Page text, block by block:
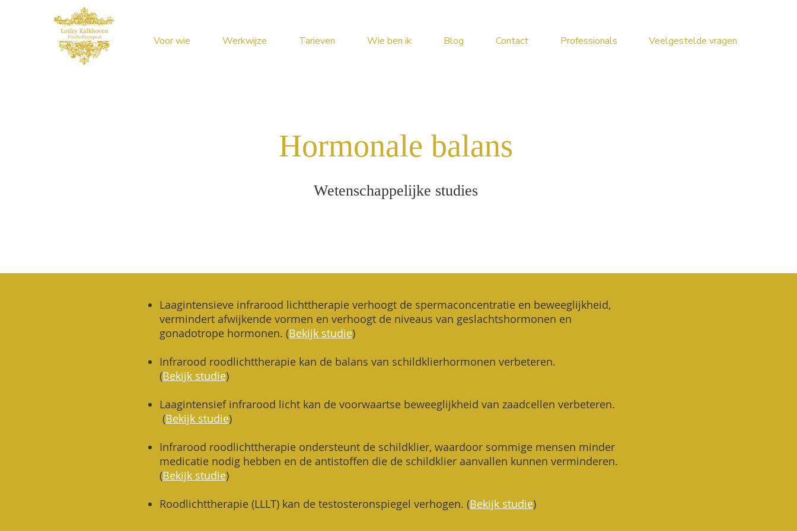
Voor wie Werkwijze Tarieven Wie ben ik Blog Contact Professionals Veelgestelde vragen
Hormonale balans
Wetenschappelijke studies
Laagintensieve infrarood lichttherapie verhoogt de spermaconcentratie en beweeglijkheid,
vermindert afwijkende vormen en verhoogt de niveaus van geslachtshormonen en
gonadotrope hormonen. (Bekijk studie)
Infrarood roodlichttherapie kan de balans van schildklierhormonen verbeteren.
(Bekijk studie)
Laagintensief infrarood licht kan de voorwaartse beweeglijkheid van zaadcellen verbeteren.
(Bekijk studie)
Infrarood roodlichttherapie ondersteunt de schildklier, waardoor sommige mensen minder
medicatie nodig hebben en de antistoffen die de schildklier aanvallen kunnen verminderen.
(Bekijk studie)
Roodlichttherapie (LLLT) kan de testosteronspiegel verhogen. (Bekijk studie)